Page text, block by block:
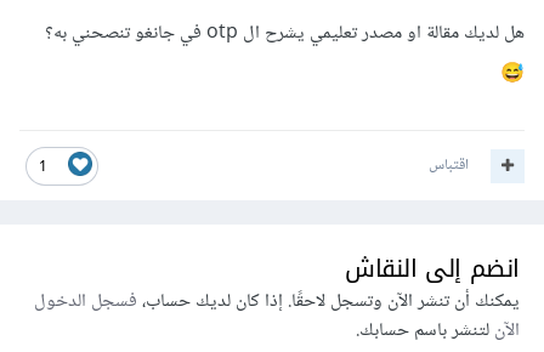
الأفضل الإعتماد على SMS و إلا فيمكنك إستخدام WhatsApp.
هل لديك مقالة او مصدر تعليمي يشرح ال otp في جانغو تنصحني به؟
😅
1 اقتباس
انضم إلى النقاش
يمكنك أن تنشر الآن وتسجل لاحقًا. إذا كان لديك حساب،فسجل الدخول
الآنلتنشر باسم حسابك.